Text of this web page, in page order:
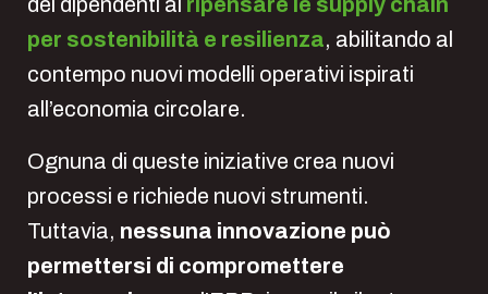
dei dipendenti al ripensare le supply chain
per sostenibilità e resilienza, abilitando al
contempo nuovi modelli operativi ispirati
all’economia circolare.
Ognuna di queste iniziative crea nuovi
processi e richiede nuovi strumenti.
Tuttavia, nessuna innovazione può
permettersi di compromettere